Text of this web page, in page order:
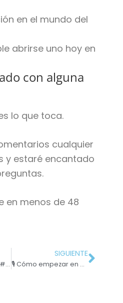
en el mundo del
abrirse uno hoy en
con alguna
lo que toca.
cualquier
y estaré encantado
en menos de 48
Regla del número 2 #9: Los 10 errores más habituales
SIGUIENTE
🎙 Cómo empezar en esto del copywriting – con Aída Poveda